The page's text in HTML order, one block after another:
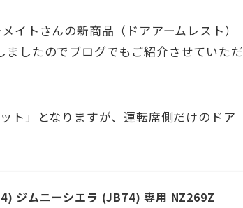
イトさんの新商品（ドアアームレスト）
したのでブログでもご紹介させていただ
ト」となりますが、運転席側だけのドア
ジムニーシエラ (JB74) 専用 NZ269Z